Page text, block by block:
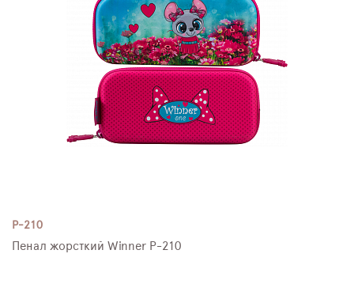
P-210
Пенал жорсткий Winner P-210